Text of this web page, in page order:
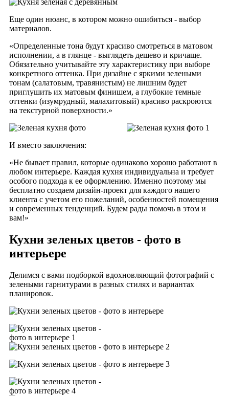
Еще один нюанс, в котором можно ошибиться - выбор
материалов.
«Определенные тона будут красиво смотреться в матовом
исполнении, а в глянце - выглядеть дешево и кричаще.
Обязательно учитывайте эту характеристику при выборе
конкретного оттенка. При дизайне с яркими зелеными
тонам (салатовым, травянистым) не лишним будет
приглушить их матовым финишем, а глубокие темные
оттенки (изумрудный, малахитовый) красиво раскроются
на текстурной поверхности.»
И вместо заключения:
«Не бывает правил, которые одинаково хорошо работают в
любом интерьере. Каждая кухня индивидуальна и требует
особого подхода к ее оформлению. Именно поэтому мы
бесплатно создаем дизайн-проект для каждого нашего
клиента с учетом его пожеланий, особенностей помещения
и современных тенденций. Будем рады помочь в этом и
вам!»
Кухни зеленых цветов - фото в
интерьере
Делимся с вами подборкой вдохновляющий фотографий с
зелеными гарнитурами в разных стилях и вариантах
планировок.